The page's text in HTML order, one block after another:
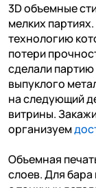
3D объемные
мелких
технологию
потери
сделали партию
выпуклого
на следующий
витрины.
организуем
Объемная
слоев. Для бара